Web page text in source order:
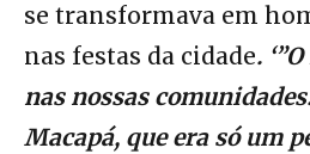
se transformava em
nas festas da cidade.
nas nossas
Macapá, que era só um